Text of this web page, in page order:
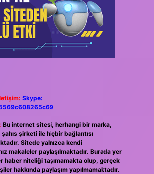
Skype:
Bu internet sitesi, herhangi bir marka,
şirketi ile hiçbir bağlantısı
Sitede yalnızca kendi
makaleler paylaşılmaktadır. Burada yer
haber niteliği taşımamakta olup, gerçek
hakkında paylaşım yapılmamaktadır.